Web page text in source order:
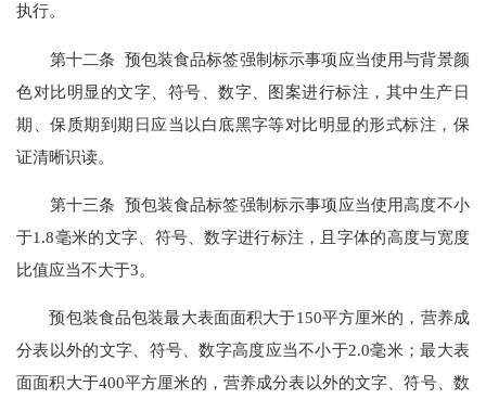
执行。
第十二条 预包装食品标签强制标示事项应当使用与背景颜
色对比明显的文字、符号、数字、图案进行标注，其中生产日
期、保质期到期日应当以白底黑字等对比明显的形式标注，保
证清晰识读。
第十三条 预包装食品标签强制标示事项应当使用高度不小
于1.8毫米的文字、符号、数字进行标注，且字体的高度与宽度
比值应当不大于3。
预包装食品包装最大表面面积大于150平方厘米的，营养成
分表以外的文字、符号、数字高度应当不小于2.0毫米；最大表
面面积大于400平方厘米的，营养成分表以外的文字、符号、数